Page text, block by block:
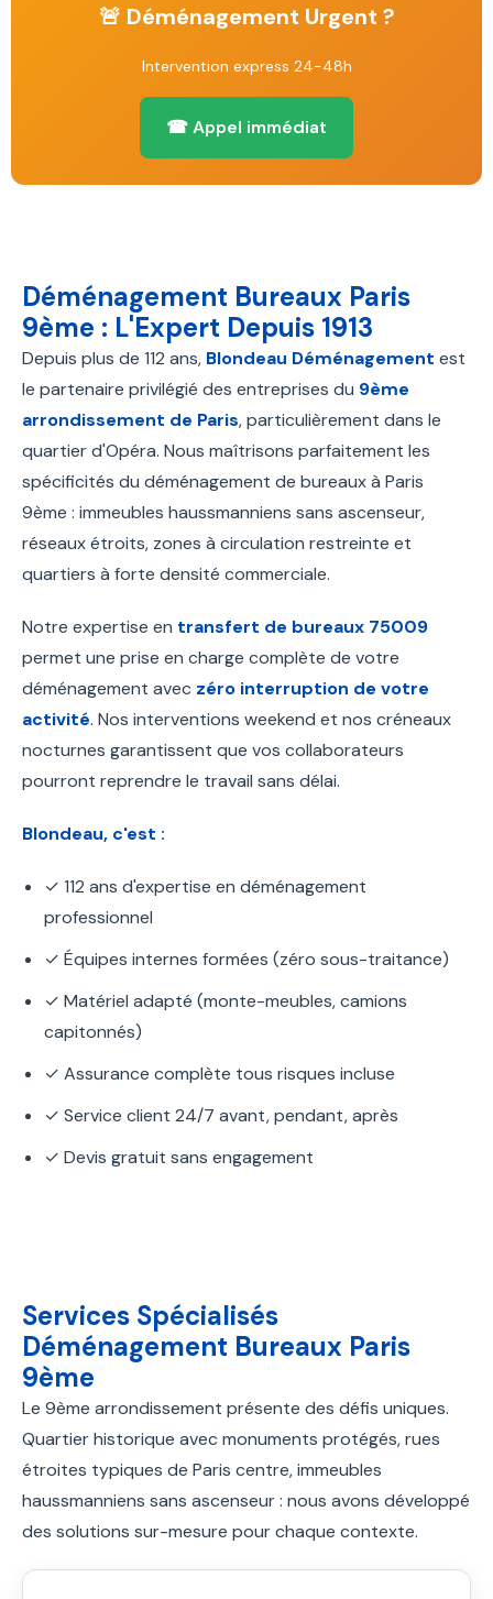
🚨 Déménagement Urgent ?
Intervention express 24-48h
☎ Appel immédiat
Déménagement Bureaux Paris
9ème : L'Expert Depuis 1913
Depuis plus de 112 ans, Blondeau Déménagement est
le partenaire privilégié des entreprises du 9ème
arrondissement de Paris, particulièrement dans le
quartier d'Opéra. Nous maîtrisons parfaitement les
spécificités du déménagement de bureaux à Paris
9ème : immeubles haussmanniens sans ascenseur,
réseaux étroits, zones à circulation restreinte et
quartiers à forte densité commerciale.
Notre expertise en transfert de bureaux 75009
permet une prise en charge complète de votre
déménagement avec zéro interruption de votre
activité. Nos interventions weekend et nos créneaux
nocturnes garantissent que vos collaborateurs
pourront reprendre le travail sans délai.
Blondeau, c'est :
✓ 112 ans d'expertise en déménagement
professionnel
✓ Équipes internes formées (zéro sous-traitance)
✓ Matériel adapté (monte-meubles, camions
capitonnés)
✓ Assurance complète tous risques incluse
✓ Service client 24/7 avant, pendant, après
✓ Devis gratuit sans engagement
Services Spécialisés
Déménagement Bureaux Paris
9ème
Le 9ème arrondissement présente des défis uniques.
Quartier historique avec monuments protégés, rues
étroites typiques de Paris centre, immeubles
haussmanniens sans ascenseur : nous avons développé
des solutions sur-mesure pour chaque contexte.